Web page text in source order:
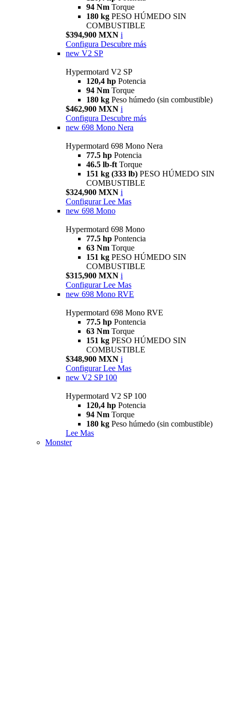
94 Nm Torque
180 kg PESO HÚMEDO SIN
COMBUSTIBLE
$394,900 MXN i
Configura Descubre más
new V2 SP
Hypermotard V2 SP
120,4 hp Potencia
94 Nm Torque
180 kg Peso húmedo (sin combustible)
$462,900 MXN i
Configura Descubre más
new 698 Mono Nera
Hypermotard 698 Mono Nera
77.5 hp Potencia
46.5 lb-ft Torque
151 kg (333 lb) PESO HÚMEDO SIN
COMBUSTIBLE
$324,900 MXN i
Configurar Lee Mas
new 698 Mono
Hypermotard 698 Mono
77.5 hp Pontencia
63 Nm Torque
151 kg PESO HÚMEDO SIN
COMBUSTIBLE
$315,900 MXN i
Configurar Lee Mas
new 698 Mono RVE
Hypermotard 698 Mono RVE
77.5 hp Pontencia
63 Nm Torque
151 kg PESO HÚMEDO SIN
COMBUSTIBLE
$348,900 MXN i
Configurar Lee Mas
new V2 SP 100
Hypermotard V2 SP 100
120,4 hp Potencia
94 Nm Torque
180 kg Peso húmedo (sin combustible)
Lee Mas
Monster